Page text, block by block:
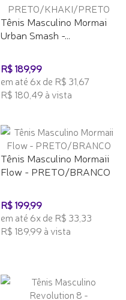
Tênis Masculino Mormai
Urban Smash -...
R$ 189,99
em até 6x de R$ 31,67
R$ 180,49 à vista
Tênis Masculino Mormaii
Flow - PRETO/BRANCO
R$ 199,99
em até 6x de R$ 33,33
R$ 189,99 à vista